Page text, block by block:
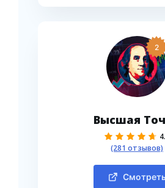
2
Высшая
(281 отзывов)